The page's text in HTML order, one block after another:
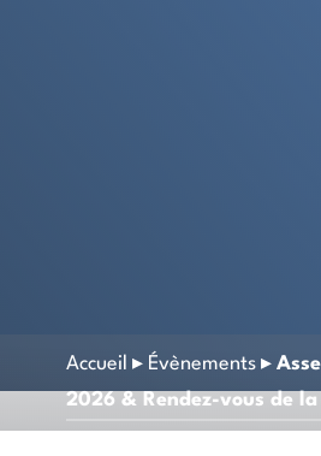
Accueil ▸ Évènements▸
2026 & Rendez-vous de